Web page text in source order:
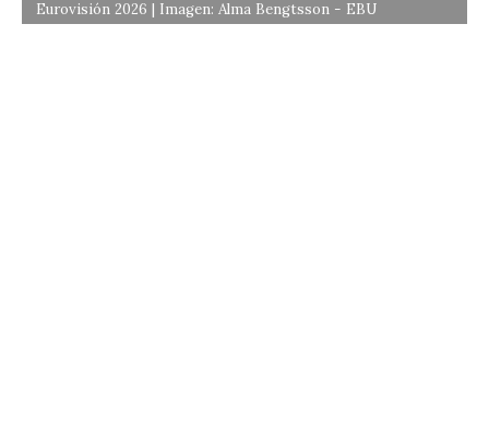
Eurovisión 2026 | Imagen: Alma Bengtsson - EBU